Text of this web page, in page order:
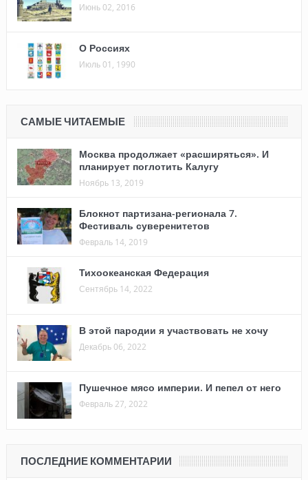
Июнь 02, 2016
О Россиях
Июль 01, 1990
САМЫЕ ЧИТАЕМЫЕ
Москва продолжает «расширяться». И
планирует поглотить Калугу
Ноябрь 13, 2019
Блокнот партизана-регионала 7.
Фестиваль суверенитетов
Февраль 14, 2019
Тихоокеанская Федерация
Сентябрь 14, 2022
В этой пародии я участвовать не хочу
Декабрь 06, 2022
Пушечное мясо империи. И пепел от него
Февраль 27, 2022
ПОСЛЕДНИЕ КОММЕНТАРИИ